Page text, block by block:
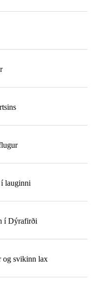
lauginni
í Dýrafirði
og svikinn lax